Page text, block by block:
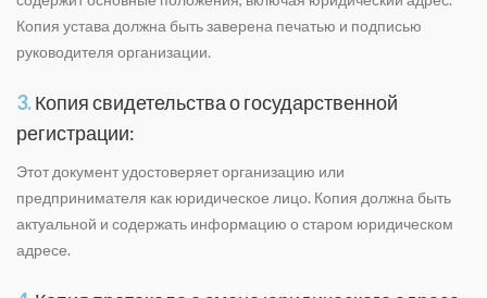
Копия устава должна быть заверена печатью и подписью
руководителя организации.
3.Копия свидетельства о государственной
регистрации:
Этот документ удостоверяет организацию или
предпринимателя как юридическое лицо. Копия должна быть
актуальной и содержать информацию о старом юридическом
адресе.